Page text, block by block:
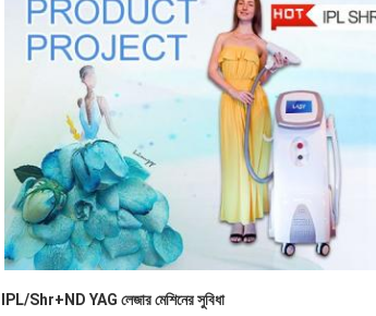
IPL/Shr+ND YAG লেজার মেশিনের সুবিধা